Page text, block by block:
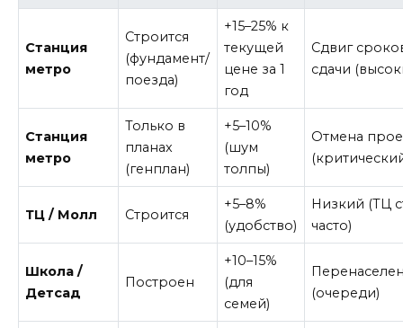
Станция
метро
Строится
(фундамент/
поезда)
+15–25% к
текущей
цене за 1
год
Сдвиг
сдачи
Станция
метро
Только в
планах
(генплан)
+5–10%
(шум
толпы)
Отмена
ТЦ / Молл Строится
+5–8%
(удобство)
Низкий (ТЦ
часто)
Школа /
Детсад
Построен
+10–15%
(для
семей)
(очереди)